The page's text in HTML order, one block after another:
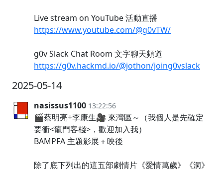
Live stream on YouTube 活動直播
https://www.youtube.com/@g0vTW/
g0v Slack Chat Room 文字聊天頻道
https://g0v.hackmd.io/@jothon/joing0vslack
2025-05-14
nasissus1100 13:22:56
🎬蔡明亮+李康生🎥 來灣區～（我個人是先確定
要衝<龍門客棧>，歡迎加入我）
BAMPFA 主題影展＋映後
除了底下列出的這五部劇情片《愛情萬歲》《洞》